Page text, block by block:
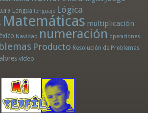
Lengua lenguaje Lógica
Matemáticas multiplicación
Navidad numeración operaciones
Producto Resolución de Problemas
vídeo